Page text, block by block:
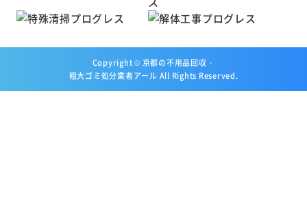
Copyright © 京都の不用品回収・
粗大ゴミ処分業者アール All Rights Reserved.